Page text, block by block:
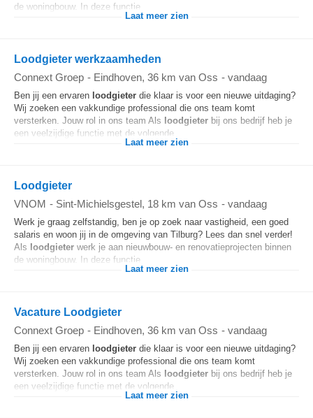
de woningbouw. In deze functie...
Laat meer zien
Loodgieter werkzaamheden
Connext Groep - Eindhoven, 36 km van Oss - vandaag
Ben jij een ervaren loodgieter die klaar is voor een nieuwe uitdaging?
Wij zoeken een vakkundige professional die ons team komt
versterken. Jouw rol in ons team Als loodgieter bij ons bedrijf heb je
een veelzijdige functie met de volgende...
Laat meer zien
Loodgieter
VNOM - Sint-Michielsgestel, 18 km van Oss - vandaag
Werk je graag zelfstandig, ben je op zoek naar vastigheid, een goed
salaris en woon jij in de omgeving van Tilburg? Lees dan snel verder!
Als loodgieter werk je aan nieuwbouw- en renovatieprojecten binnen
de woningbouw. In deze functie...
Laat meer zien
Vacature Loodgieter
Connext Groep - Eindhoven, 36 km van Oss - vandaag
Ben jij een ervaren loodgieter die klaar is voor een nieuwe uitdaging?
Wij zoeken een vakkundige professional die ons team komt
versterken. Jouw rol in ons team Als loodgieter bij ons bedrijf heb je
een veelzijdige functie met de volgende...
Laat meer zien